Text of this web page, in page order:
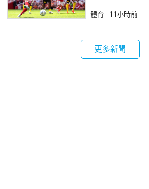
體育 11小時前
更多新聞